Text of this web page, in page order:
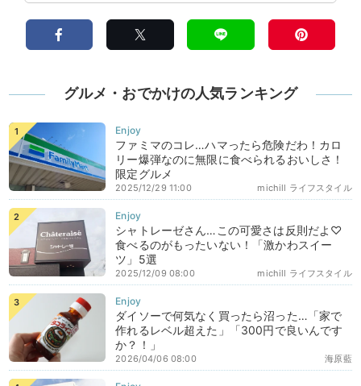
グルメ・おでかけの人気ランキング
ファミマのコレ…ハマったら危険だわ！カロ
リー爆弾なのに無限に食べられるおいしさ！
限定グルメ
michill ライフスタイル
2025/12/29 11:00
シャトレーゼさん…この可愛さは反則だよ♡
食べるのがもったいない！「激かわスイー
ツ」5選
michill ライフスタイル
2025/12/09 08:00
ダイソーで何気なく買ったら沼った…「家で
作れるレベル超えた」「300円で良いんです
か？！」
海原藍
2026/04/06 08:00